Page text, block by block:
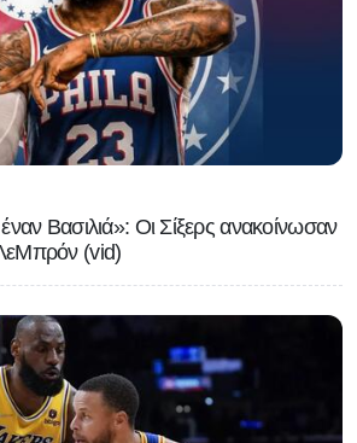
Βασιλιά»: Οι Σίξερς ανακοίνωσαν
(vid)